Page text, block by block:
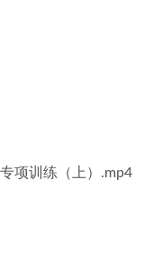
项训练（上）.mp4